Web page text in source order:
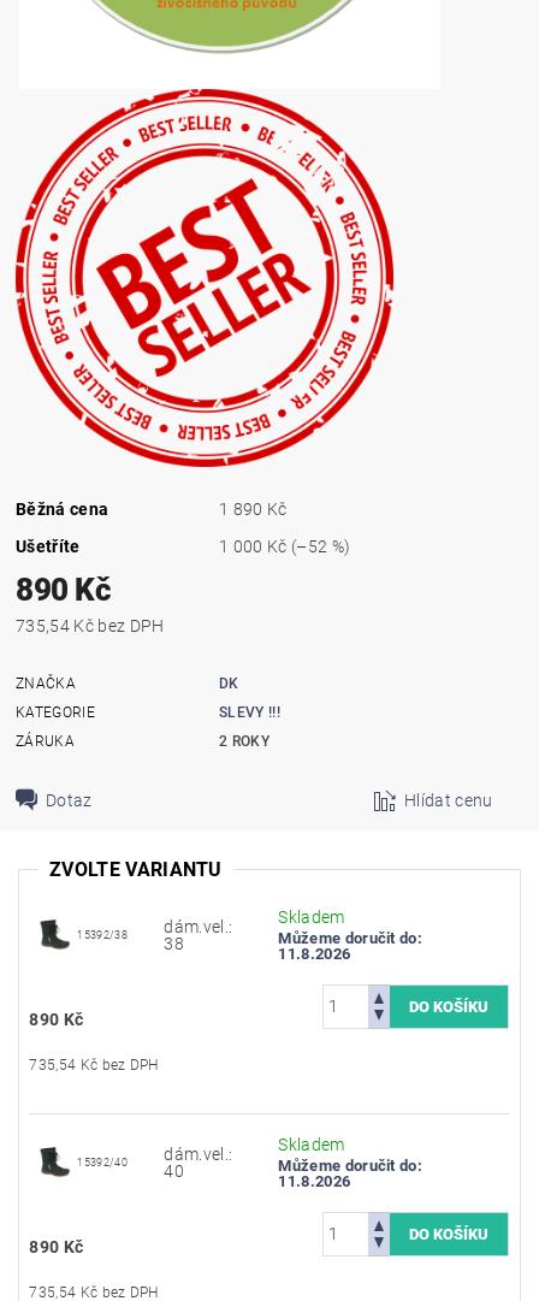
Běžná cena
1 890 Kč
Ušetříte
1 000 Kč (–52 %)
890 Kč
735,54 Kč bez DPH
ZNAČKA
DK
KATEGORIE
SLEVY !!!
ZÁRUKA
2 ROKY
Dotaz Hlídat cenu
ZVOLTE VARIANTU
15392/38
dám.vel.:
38
Skladem
Můžeme doručit do:
11.8.2026
890 Kč
735,54 Kč bez DPH
15392/40
dám.vel.:
40
Skladem
Můžeme doručit do:
11.8.2026
890 Kč
735,54 Kč bez DPH